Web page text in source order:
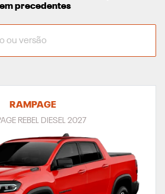
precedentes
RAMPAGE
REBEL DIESEL 2027